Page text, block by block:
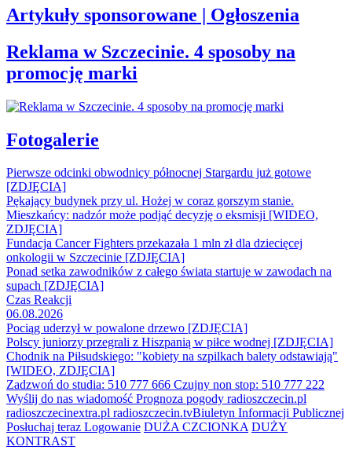
Artykuły sponsorowane | Ogłoszenia
Reklama w Szczecinie. 4 sposoby na
promocję marki
Fotogalerie
Pierwsze odcinki obwodnicy północnej Stargardu już gotowe
[ZDJĘCIA]
Pękający budynek przy ul. Hożej w coraz gorszym stanie.
Mieszkańcy: nadzór może podjąć decyzję o eksmisji [WIDEO,
ZDJĘCIA]
Fundacja Cancer Fighters przekazała 1 mln zł dla dziecięcej
onkologii w Szczecinie [ZDJĘCIA]
Ponad setka zawodników z całego świata startuje w zawodach na
supach [ZDJĘCIA]
Czas Reakcji
06.08.2026
Pociąg uderzył w powalone drzewo [ZDJĘCIA]
Polscy juniorzy przegrali z Hiszpanią w piłce wodnej [ZDJĘCIA]
Chodnik na Piłsudskiego: "kobiety na szpilkach balety odstawiają"
[WIDEO, ZDJĘCIA]
Zadzwoń do studia: 510 777 666 Czujny non stop: 510 777 222
Wyślij do nas wiadomość Prognoza pogody radioszczecin.pl
radioszczecinextra.pl radioszczecin.tvBiuletyn Informacji Publicznej
Posłuchaj teraz Logowanie DUŻA CZCIONKA DUŻY
KONTRAST